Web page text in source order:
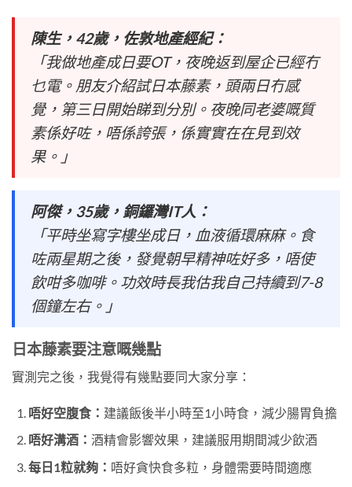
陳生，42歲，佐敦地產經紀：
「我做地產成日要OT，夜晚返到屋企已經冇
乜電。朋友介紹試日本藤素，頭兩日冇感
覺，第三日開始睇到分別。夜晚同老婆嘅質
素係好咗，唔係誇張，係實實在在見到效
果。」
阿傑，35歲，銅鑼灣IT人：
「平時坐寫字樓坐成日，血液循環麻麻。食
咗兩星期之後，發覺朝早精神咗好多，唔使
飲咁多咖啡。功效時長我估我自己持續到7-8
個鐘左右。」
日本藤素要注意嘅幾點
實測完之後，我覺得有幾點要同大家分享：
唔好空腹食： 建議飯後半小時至1小時食，減少腸胃負擔
唔好溝酒： 酒精會影響效果，建議服用期間減少飲酒
每日1粒就夠： 唔好貪快食多粒，身體需要時間適應